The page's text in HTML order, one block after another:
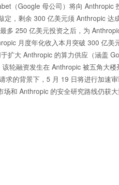
（Google 母公司）将向
，剩余 300 亿美元须 Anthropic 达
多 250 亿美元投资之后，为
月度年化收入本月突破 300 亿美
扩大 Anthropic 的算力供应（涵盖
轮融资发生在 Anthropic 被五角大楼
求的背景下，5 月 19 日将进行加速
和 Anthropic 的安全研究路线仍获大